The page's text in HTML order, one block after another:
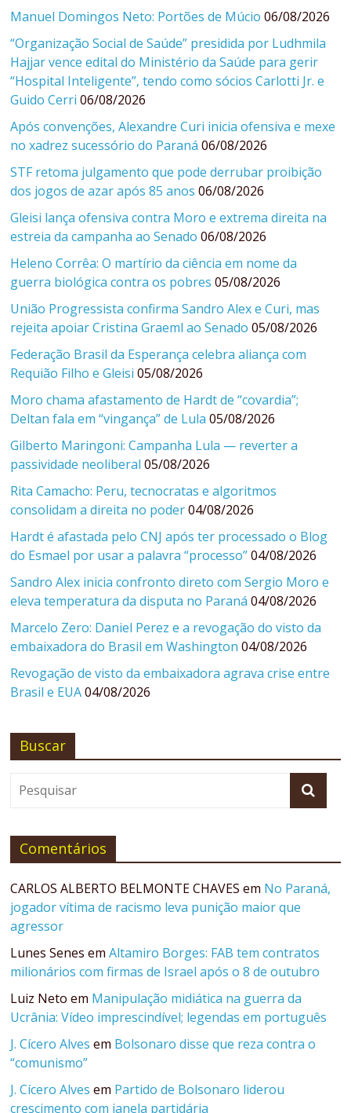
Manuel Domingos Neto: Portões de Múcio 06/08/2026
“Organização Social de Saúde” presidida por Ludhmila
Hajjar vence edital do Ministério da Saúde para gerir
“Hospital Inteligente”, tendo como sócios Carlotti Jr. e
Guido Cerri 06/08/2026
Após convenções, Alexandre Curi inicia ofensiva e mexe
no xadrez sucessório do Paraná 06/08/2026
STF retoma julgamento que pode derrubar proibição
dos jogos de azar após 85 anos 06/08/2026
Gleisi lança ofensiva contra Moro e extrema direita na
estreia da campanha ao Senado 06/08/2026
Heleno Corrêa: O martírio da ciência em nome da
guerra biológica contra os pobres 05/08/2026
União Progressista confirma Sandro Alex e Curi, mas
rejeita apoiar Cristina Graeml ao Senado 05/08/2026
Federação Brasil da Esperança celebra aliança com
Requião Filho e Gleisi 05/08/2026
Moro chama afastamento de Hardt de “covardia”;
Deltan fala em “vingança” de Lula 05/08/2026
Gilberto Maringoni: Campanha Lula — reverter a
passividade neoliberal 05/08/2026
Rita Camacho: Peru, tecnocratas e algoritmos
consolidam a direita no poder 04/08/2026
Hardt é afastada pelo CNJ após ter processado o Blog
do Esmael por usar a palavra “processo” 04/08/2026
Sandro Alex inicia confronto direto com Sergio Moro e
eleva temperatura da disputa no Paraná 04/08/2026
Marcelo Zero: Daniel Perez e a revogação do visto da
embaixadora do Brasil em Washington 04/08/2026
Revogação de visto da embaixadora agrava crise entre
Brasil e EUA 04/08/2026
Buscar
Comentários
CARLOS ALBERTO BELMONTE CHAVES em No Paraná,
jogador vítima de racismo leva punição maior que
agressor
Lunes Senes emAltamiro Borges: FAB tem contratos
milionários com firmas de Israel após o 8 de outubro
Luiz Neto em Manipulação midiática na guerra da
Ucrânia: Vídeo imprescindível; legendas em português
J. Cícero Alves em Bolsonaro disse que reza contra o
“comunismo”
J. Cícero Alves em Partido de Bolsonaro liderou
crescimento com janela partidária